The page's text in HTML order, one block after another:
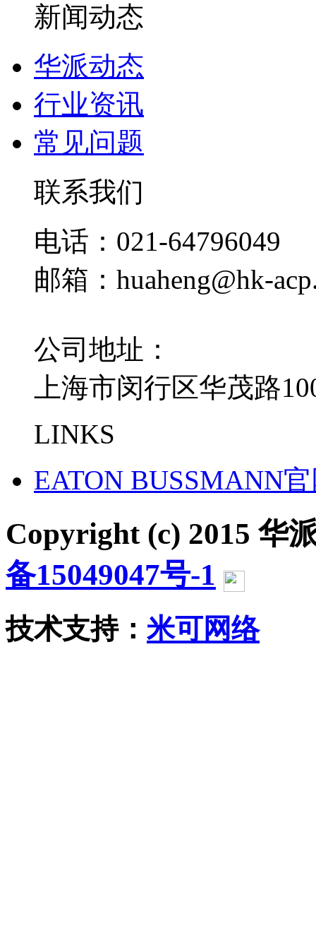
新闻动态
华派动态
行业资讯
常见问题
联系我们
电话：021-64796049
邮箱：huaheng@hk-
公司地址：
上海市闵行区华茂路
LINKS
EATON BUSSMANN
Copyright (c) 2015 华
备15049047号-1
技术支持： 米可网络